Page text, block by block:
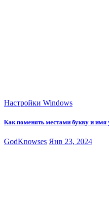
Настройки Windows
Как поменять местами букву и имя
GodKnowses Янв 23, 2024